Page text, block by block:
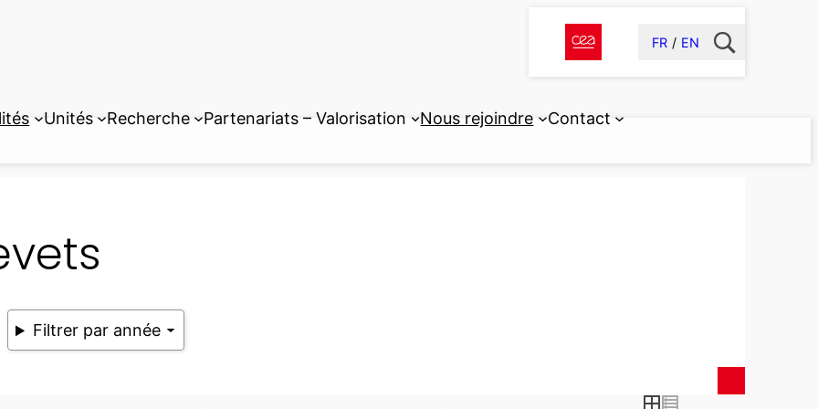
FR EN
Unités Recherche Partenariats – Valorisation Nous rejoindre Contact
Filtrer par année